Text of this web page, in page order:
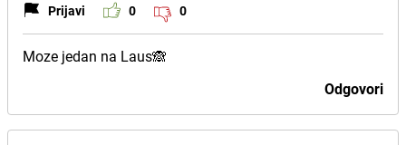
Prijavi 0 0
Moze jedan na Laus🙈
Odgovori